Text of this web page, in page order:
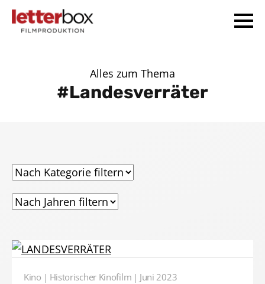
Alles zum Thema
Landesverräter
Kino Historischer Kinofilm Juni 2023